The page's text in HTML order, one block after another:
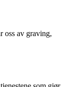
oss av graving,